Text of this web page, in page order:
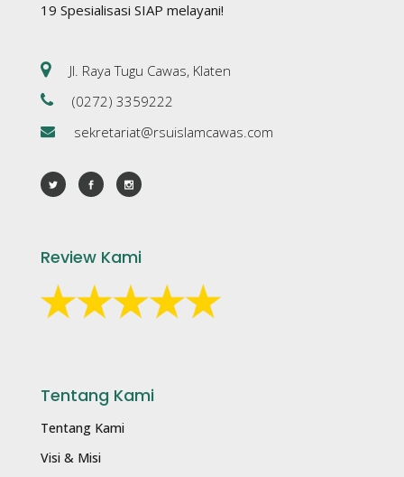
19 Spesialisasi SIAP melayani!
Jl. Raya Tugu Cawas, Klaten
(0272) 3359222
sekretariat@rsuislamcawas.com
Review Kami
Tentang Kami
Tentang Kami
Visi & Misi